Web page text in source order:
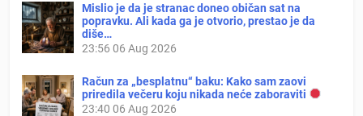
Mislio je da je stranac doneo običan sat na
popravku. Ali kada ga je otvorio, prestao je da
diše…
23:56 06 Aug 2026
Račun za „besplatnu“ baku: Kako sam zaovi
priredila večeru koju nikada neće zaboraviti
23:40 06 Aug 2026